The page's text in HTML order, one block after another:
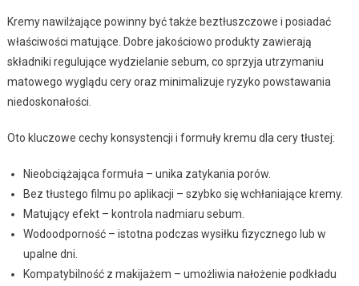
Kremy nawilżające powinny być także beztłuszczowe i posiadać
właściwości matujące. Dobre jakościowo produkty zawierają
składniki regulujące wydzielanie sebum, co sprzyja utrzymaniu
matowego wyglądu cery oraz minimalizuje ryzyko powstawania
niedoskonałości.
Oto kluczowe cechy konsystencji i formuły kremu dla cery tłustej:
Nieobciążająca formuła – unika zatykania porów.
Bez tłustego filmu po aplikacji – szybko się wchłaniające kremy.
Matujący efekt – kontrola nadmiaru sebum.
Wodoodporność – istotna podczas wysiłku fizycznego lub w
upalne dni.
Kompatybilność z makijażem – umożliwia nałożenie podkładu